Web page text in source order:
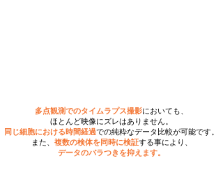
多点観測でのタイムラプス撮影においても、
ほとんど映像にズレはありません。
同じ細胞における​時間経過での純粋なデータ比較が可能です。
また、 複数の検体を同時に検証する事により、
​データのバラつきを抑えます。